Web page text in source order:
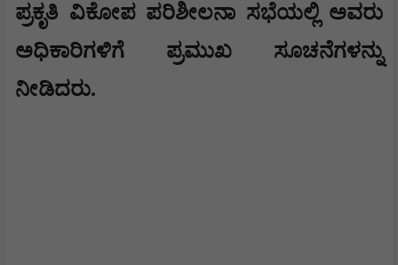
ಪ್ರಕೃತಿ ವಿಕೋಪ ಪರಿಶೀಲನಾ ಸಭೆಯಲ್ಲಿ ಅವರು
ಅಧಿಕಾರಿಗಳಿಗೆ ಪ್ರಮುಖ ಸೂಚನೆಗಳನ್ನು
ನೀಡಿದರು.